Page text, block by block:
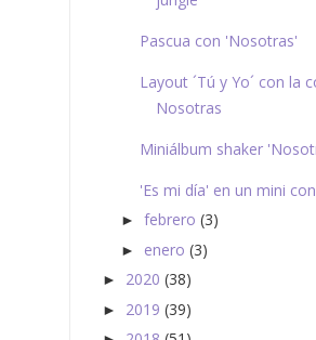
Pascua con 'Nosotras'
Layout ´Tú y Yo´ con la
Nosotras
Miniálbum shaker
'Es mi día' en un mini
► febrero (3)
► enero (3)
► 2020 (38)
► 2019 (39)